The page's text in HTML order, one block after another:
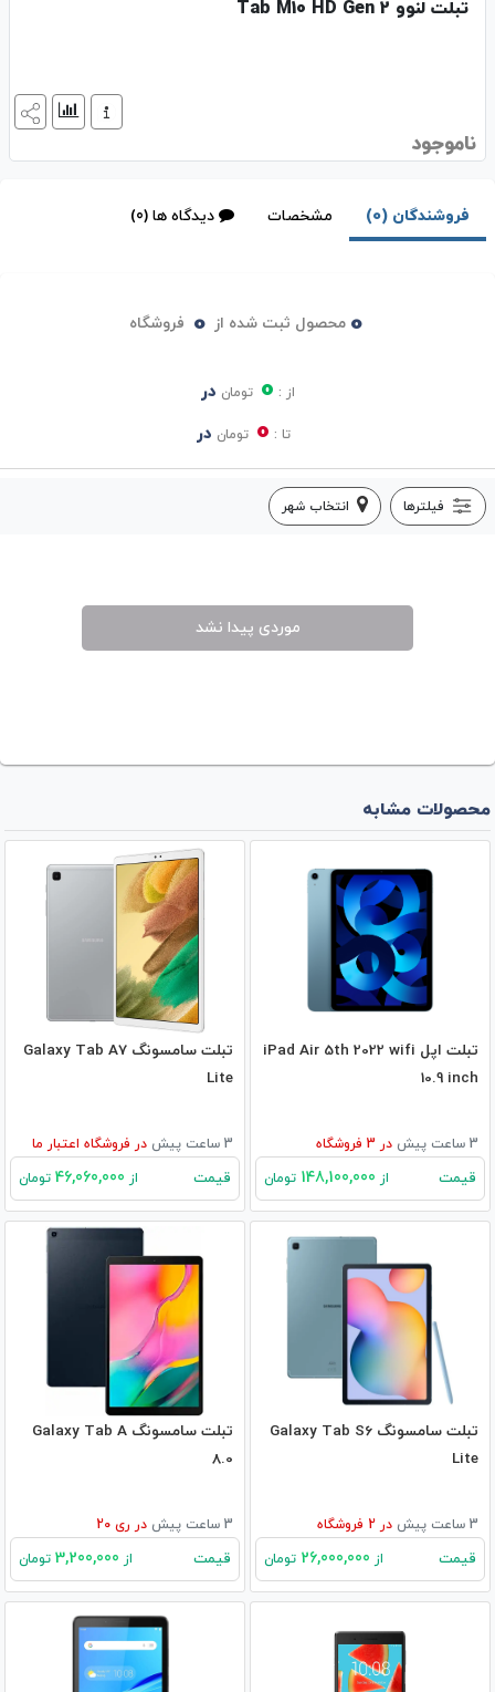
تبلت لنوو Tab M10 HD Gen 2
ناموجود
فروشندگان (0) مشخصات دیدگاه ها (0)
0 محصول ثبت شده از 0 فروشگاه
از : 0 تومان در
تا : 0 تومان در
فیلترها انتخاب شهر
موردی پیدا نشد
محصولات مشابه
تبلت اپل iPad Air 5th 2022 wifi
10.9 inch
3 ساعت پیش در فروشگاه
قیمت از تومان
تبلت سامسونگ Galaxy Tab A7
Lite
3 ساعت پیش در فروشگاه اعتبار ما
قیمت از تومان
تبلت سامسونگ Galaxy Tab S6
Lite
3 ساعت پیش در فروشگاه
قیمت از تومان
تبلت سامسونگ Galaxy Tab A
8.0
3 ساعت پیش در ری 20
قیمت از تومان